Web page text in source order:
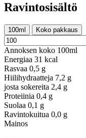
Ravintosisältö
100ml Koko pakkaus
Annoksen koko 100ml
Energiaa 31 kcal
Rasvaa 0,5 g
Hiilihydraatteja 7,2 g
josta sokereita 2,4 g
Proteiinia 0,4 g
Suolaa 0,1 g
Ravintokuitua 0,0 g
Mainos